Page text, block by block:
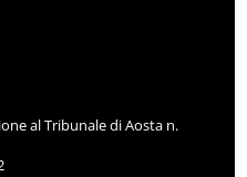
al Tribunale di Aosta n.